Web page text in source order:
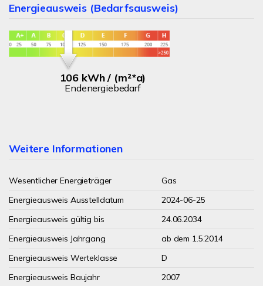
Energieausweis (Bedarfsausweis)
106 kWh / (m²*a)
Endenergiebedarf
Weitere Informationen
Wesentlicher Energieträger
Gas
Energieausweis Ausstelldatum
2024-06-25
Energieausweis gültig bis
24.06.2034
Energieausweis Jahrgang
ab dem 1.5.2014
Energieausweis Werteklasse
D
Energieausweis Baujahr
2007